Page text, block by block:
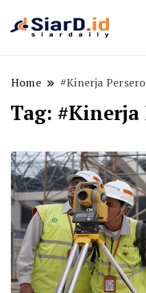
Home #Kinerja
Tag: #Kinerja